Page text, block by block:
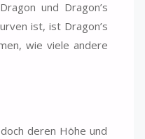
und Dragon’s
ist, ist Dragon’s
wie viele andere
deren Höhe und